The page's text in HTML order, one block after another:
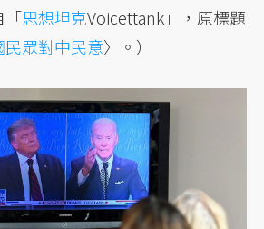
「思想坦克Voicettank」，原標題
眾對中民意〉。）